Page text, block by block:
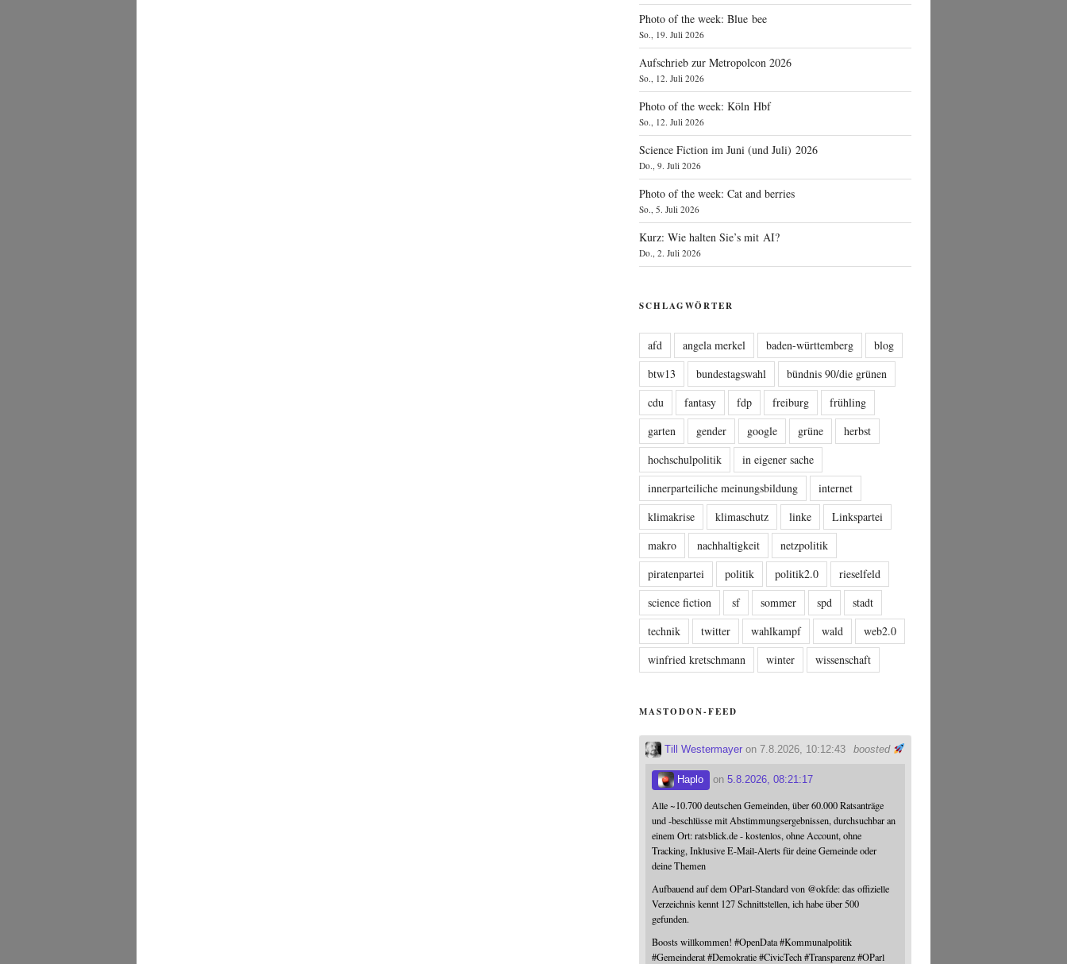
Photo of the week: Blue bee
So., 19. Juli 2026
Aufschrieb zur Metropolcon 2026
So., 12. Juli 2026
Photo of the week: Köln Hbf
So., 12. Juli 2026
Science Fiction im Juni (und Juli) 2026
Do., 9. Juli 2026
Photo of the week: Cat and berries
So., 5. Juli 2026
Kurz: Wie halten Sie’s mit AI?
Do., 2. Juli 2026
SCHLAGWÖRTER
afd angela merkel baden-württemberg
blog
btw13
bundestagswahl
bündnis 90/die grünen
cdu
fantasy fdp freiburg
frühling
garten
gender google grüne
herbst
hochschulpolitik
in eigener sache
innerparteiliche meinungsbildung
internet
klimakrise
klimaschutz linke
Linkspartei
makro
nachhaltigkeit
netzpolitik
piratenpartei
politik politik2.0
rieselfeld
science fiction
sf sommer spd
stadt
technik
twitter wahlkampf wald
web2.0
winfried kretschmann
winter wissenschaft
MASTODON-FEED
boosted
Till Westermayer on 7.8.2026, 10:12:43
Haplo on5.8.2026, 08:21:17
Alle ~10.700 deutschen Gemeinden, über 60.000 Ratsanträge
und -beschlüsse mit Abstimmungsergebnissen, durchsuchbar an
einem Ort: ratsblick.de - kostenlos, ohne Account, ohne
Tracking, Inklusive E-Mail-Alerts für deine Gemeinde oder
deine Themen
Aufbauend auf dem OParl-Standard von @okfde: das offizielle
Verzeichnis kennt 127 Schnittstellen, ich habe über 500
gefunden.
Boosts willkommen!#OpenData #Kommunalpolitik
#Gemeinderat #Demokratie #CivicTech #Transparenz #OParl